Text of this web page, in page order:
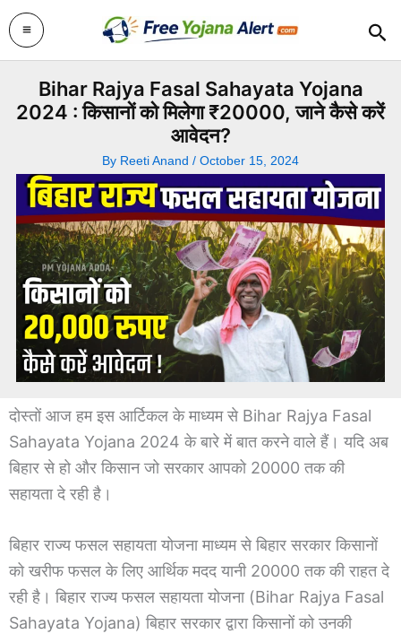
Skip
to
content
Bihar Rajya Fasal Sahayata Yojana
2024 : किसानों को मिलेगा ₹20000, जाने कैसे करें
आवेदन?
By Reeti Anand / October 15, 2024
दोस्तों आज हम इस आर्टिकल के माध्यम से Bihar Rajya Fasal
Sahayata Yojana 2024 के बारे में बात करने वाले हैं। यदि अब
बिहार से हो और किसान जो सरकार आपको 20000 तक की
सहायता दे रही है।
बिहार राज्य फसल सहायता योजना माध्यम से बिहार सरकार किसानों
को खरीफ फसल के लिए आर्थिक मदद यानी 20000 तक की राहत दे
रही है। बिहार राज्य फसल सहायता योजना (Bihar Rajya Fasal
Sahayata Yojana) बिहार सरकार द्वारा किसानों को उनकी